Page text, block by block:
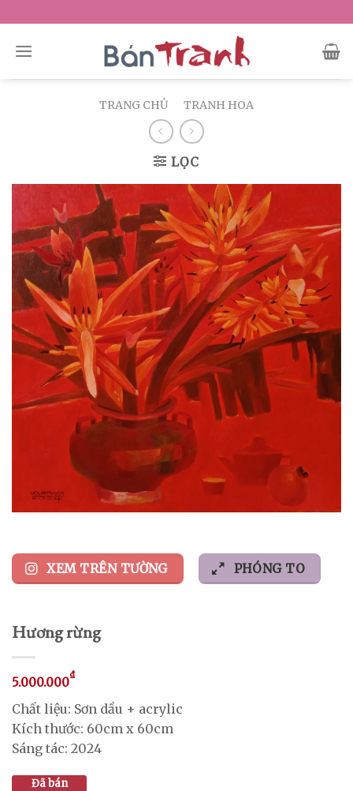
to
content
TRANG CHỦ TRANH HOA
LỌC
XEM TRÊN TƯỜNG PHÓNG TO
Hương rừng
5.000.000₫
Chất liệu: Sơn dầu + acrylic
Kích thước: 60cm x 60cm
Sáng tác: 2024
Đã bán